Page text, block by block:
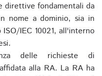
direttive fondamentali da
nome a dominio, sia in
IEC 10021, all'interno
delle richieste di
alla RA. La RA ha